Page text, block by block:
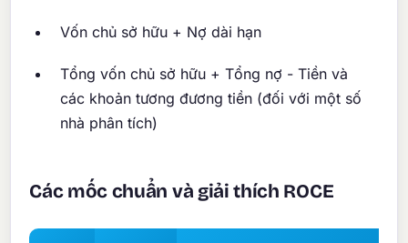
Vốn chủ sở hữu + Nợ dài hạn
Tổng vốn chủ sở hữu + Tổng nợ - Tiền và
các khoản tương đương tiền (đối với một số
nhà phân tích)
Các mốc chuẩn và giải thích ROCE